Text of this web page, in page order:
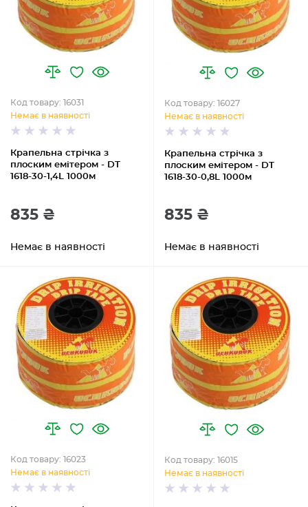
Крапельна стрічка з
плоским емітером - DT
1618-30-1,4L 1000м
Код товару: 16031
Немає в наявності
835 ₴
Немає в наявності
Крапельна стрічка з
плоским емітером - DT
1618-30-0,8L 1000м
Код товару: 16027
Немає в наявності
835 ₴
Немає в наявності
Код товару: 16023
Немає в наявності
Код товару: 16015
Немає в наявності